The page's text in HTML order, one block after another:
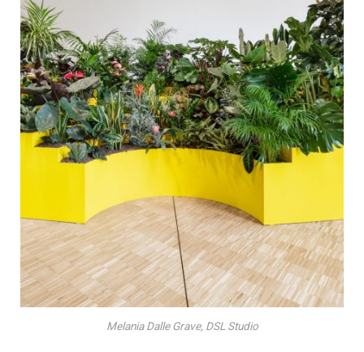
Melania Dalle Grave, DSL Studio